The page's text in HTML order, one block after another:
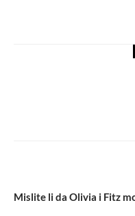
Mislite li da Olivia i Fitz